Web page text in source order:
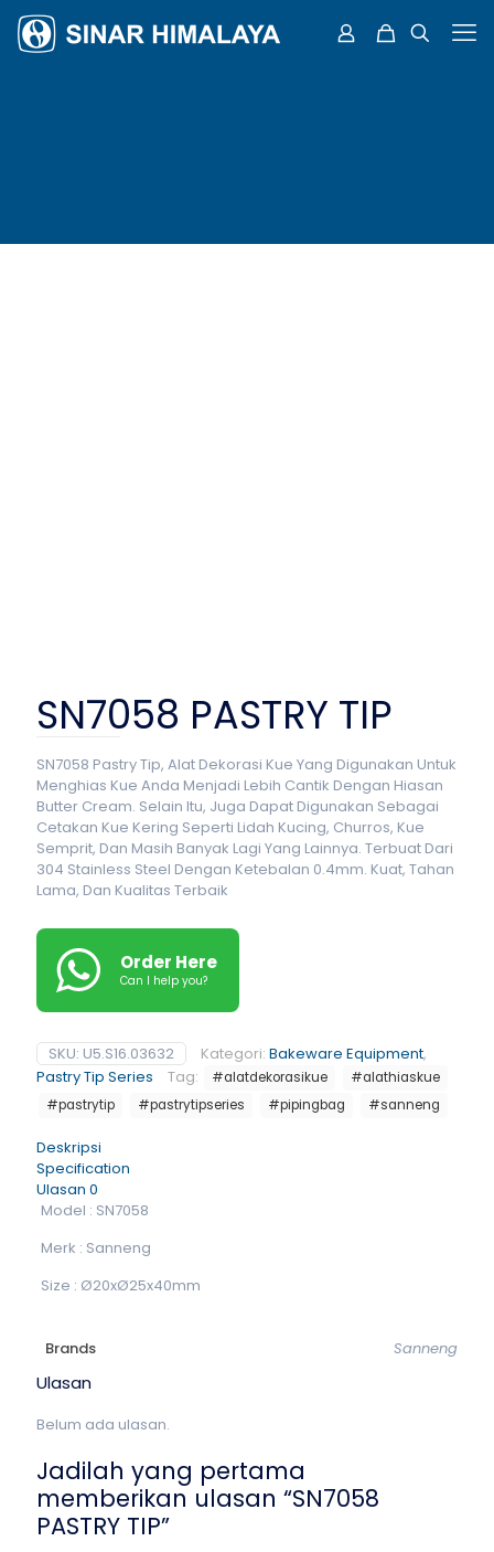
SN7058 PASTRY TIP
SN7058 Pastry Tip, Alat Dekorasi Kue Yang Digunakan Untuk
Menghias Kue Anda Menjadi Lebih Cantik Dengan Hiasan
Butter Cream. Selain Itu, Juga Dapat Digunakan Sebagai
Cetakan Kue Kering Seperti Lidah Kucing, Churros, Kue
Semprit, Dan Masih Banyak Lagi Yang Lainnya. Terbuat Dari
304 Stainless Steel Dengan Ketebalan 0.4mm. Kuat, Tahan
Lama, Dan Kualitas Terbaik
Order Here
Can I help you?
SKU: U5.S16.03632 Kategori: Bakeware Equipment,
Pastry Tip Series
Tag: #alatdekorasikue
#alathiaskue
#pastrytip
#pastrytipseries #pipingbag #sanneng
Deskripsi
Specification
Ulasan 0
Model : SN7058
Merk : Sanneng
Size : Ø20xØ25x40mm
Brands Sanneng
Ulasan
Belum ada ulasan.
Jadilah yang pertama
memberikan ulasan “SN7058
PASTRY TIP”